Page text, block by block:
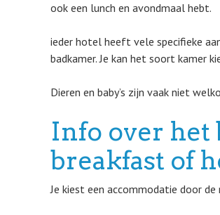
ook een lunch en avondmaal hebt.
ieder hotel heeft vele specifieke
badkamer. Je kan het soort kamer
Dieren en baby’s zijn vaak niet
Info over het
breakfast of
Je kiest een accommodatie door